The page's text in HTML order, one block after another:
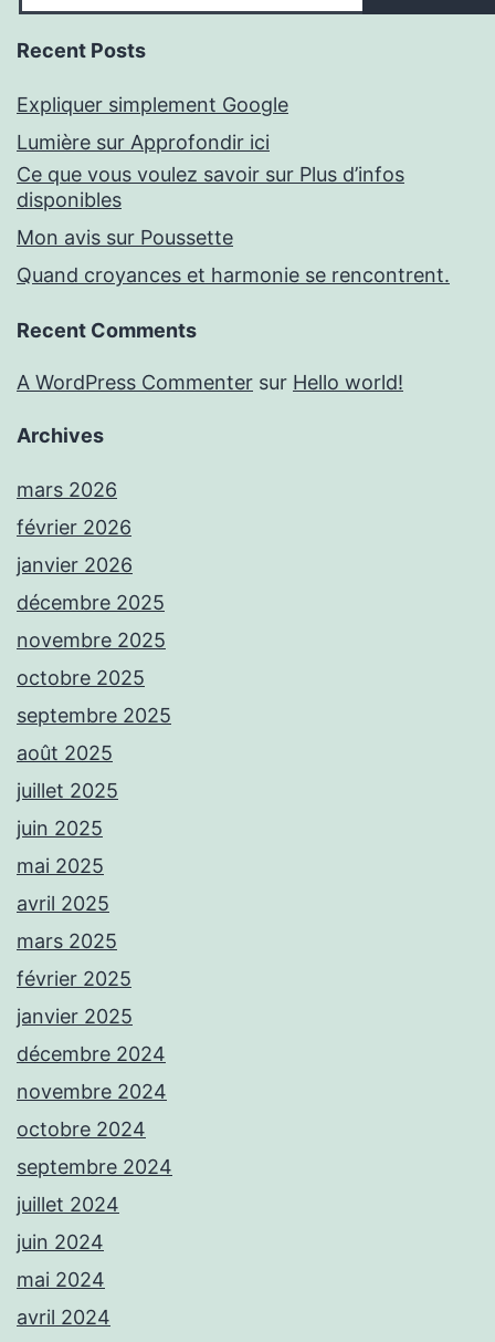
Recent Posts
Expliquer simplement Google
Lumière sur Approfondir ici
Ce que vous voulez savoir sur Plus d’infos
disponibles
Mon avis sur Poussette
Quand croyances et harmonie se rencontrent.
Recent Comments
A WordPress Commenter sur Hello world!
Archives
mars 2026
février 2026
janvier 2026
décembre 2025
novembre 2025
octobre 2025
septembre 2025
août 2025
juillet 2025
juin 2025
mai 2025
avril 2025
mars 2025
février 2025
janvier 2025
décembre 2024
novembre 2024
octobre 2024
septembre 2024
juillet 2024
juin 2024
mai 2024
avril 2024